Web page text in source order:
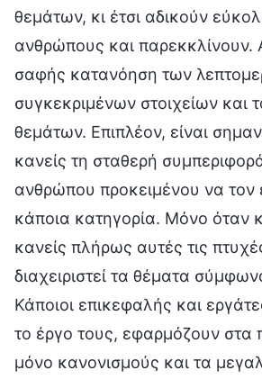
θεμάτων, κι έτσι αδικούν
ανθρώπους και παρεκκλίνουν.
σαφής κατανόηση των
συγκεκριμένων στοιχείων και
θεμάτων. Επιπλέον, είναι
κανείς τη σταθερή
ανθρώπου προκειμένου να τον
κάποια κατηγορία. Μόνο όταν
κανείς πλήρως αυτές τις
διαχειριστεί τα θέματα
Κάποιοι επικεφαλής και
το έργο τους, εφαρμόζουν στα
μόνο κανονισμούς και τα